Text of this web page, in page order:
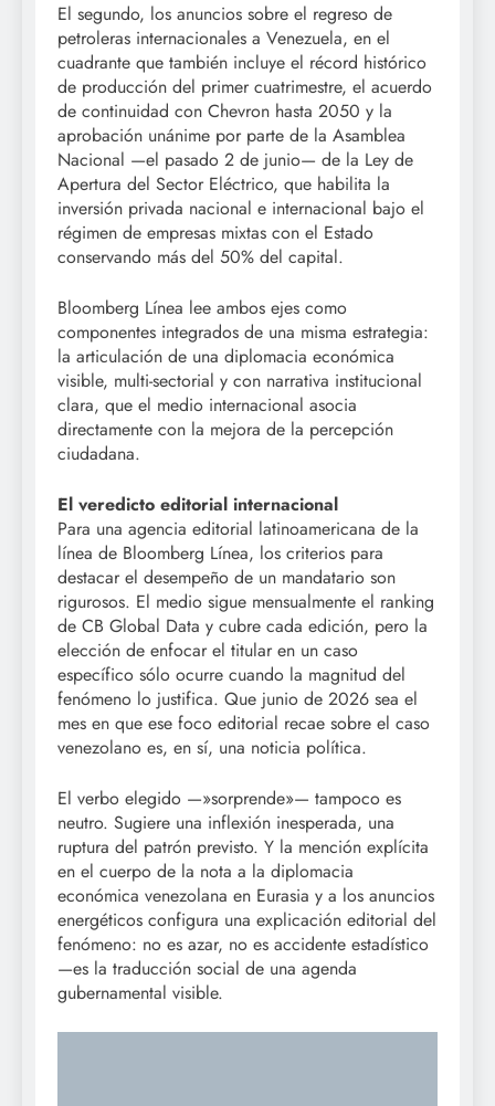
El segundo, los anuncios sobre el regreso de
petroleras internacionales a Venezuela, en el
cuadrante que también incluye el récord histórico
de producción del primer cuatrimestre, el acuerdo
de continuidad con Chevron hasta 2050 y la
aprobación unánime por parte de la Asamblea
Nacional —el pasado 2 de junio— de la Ley de
Apertura del Sector Eléctrico, que habilita la
inversión privada nacional e internacional bajo el
régimen de empresas mixtas con el Estado
conservando más del 50% del capital.
Bloomberg Línea lee ambos ejes como
componentes integrados de una misma estrategia:
la articulación de una diplomacia económica
visible, multi-sectorial y con narrativa institucional
clara, que el medio internacional asocia
directamente con la mejora de la percepción
ciudadana.
El veredicto editorial internacional
Para una agencia editorial latinoamericana de la
línea de Bloomberg Línea, los criterios para
destacar el desempeño de un mandatario son
rigurosos. El medio sigue mensualmente el ranking
de CB Global Data y cubre cada edición, pero la
elección de enfocar el titular en un caso
específico sólo ocurre cuando la magnitud del
fenómeno lo justifica. Que junio de 2026 sea el
mes en que ese foco editorial recae sobre el caso
venezolano es, en sí, una noticia política.
El verbo elegido —»sorprende»— tampoco es
neutro. Sugiere una inflexión inesperada, una
ruptura del patrón previsto. Y la mención explícita
en el cuerpo de la nota a la diplomacia
económica venezolana en Eurasia y a los anuncios
energéticos configura una explicación editorial del
fenómeno: no es azar, no es accidente estadístico
—es la traducción social de una agenda
gubernamental visible.